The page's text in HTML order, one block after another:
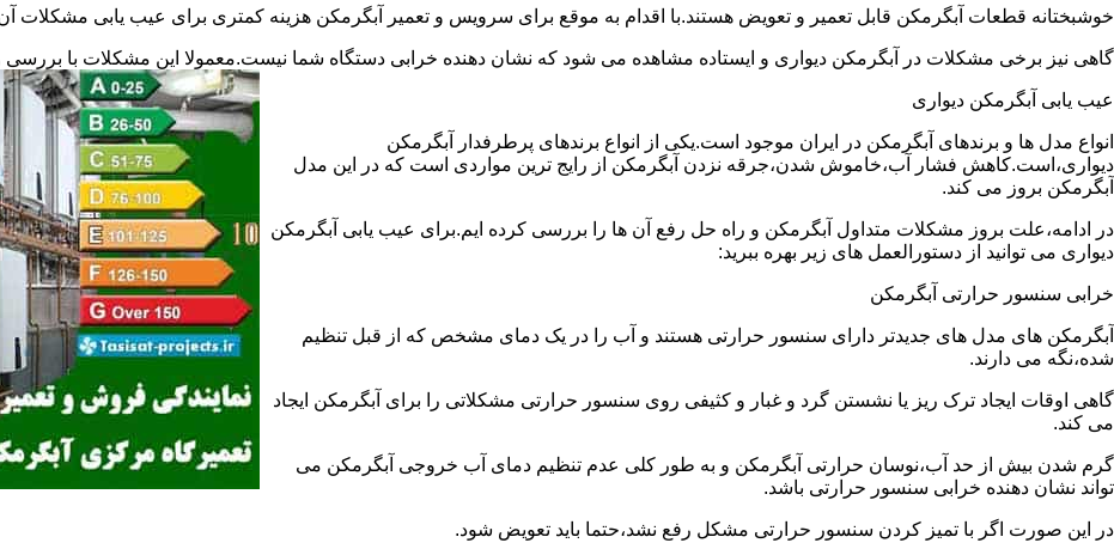
خوشبختانه قطعات آبگرمکن قابل تعمیر و تعویض هستند.با اقدام به موقع برای سرویس و تعمیر آبگرمکن هزینه کمتری برای عیب یابی مشکلات
گاهی نیز برخی مشکلات در آبگرمکن دیواری و ایستاده مشاهده می شود که نشان دهنده خرابی دستگاه شما نیست.معمولا این مشکلات با
عیب یابی آبگرمکن دیواری
انواع مدل ها و برندهای آبگرمکن در ایران موجود است.یکی از انواع برندهای پرطرفدار آبگرمکن
دیواری،است.کاهش فشار آب،خاموش شدن،جرقه نزدن آبگرمکن از رایج ترین مواردی است که در این مدل
آبگرمکن بروز می کند.
در ادامه،علت بروز مشکلات متداول آبگرمکن و راه حل رفع آن ها را بررسی کرده ایم.برای عیب یابی آبگرمکن
دیواری می توانید از دستورالعمل های زیر بهره ببرید:
خرابی سنسور حرارتی آبگرمکن
آبگرمکن های مدل های جدیدتر دارای سنسور حرارتی هستند و آب را در یک دمای مشخص که از قبل تنظیم
شده،نگه می دارند.
گاهی اوقات ایجاد ترک ریز یا نشستن گرد و غبار و کثیفی روی سنسور حرارتی مشکلاتی را برای آبگرمکن ایجاد
می کند.
گرم شدن بیش از حد آب،نوسان حرارتی آبگرمکن و به طور کلی عدم تنظیم دمای آب خروجی آبگرمکن می
تواند نشان دهنده خرابی سنسور حرارتی باشد.
در این صورت اگر با تمیز کردن سنسور حرارتی مشکل رفع نشد،حتما باید تعویض شود.